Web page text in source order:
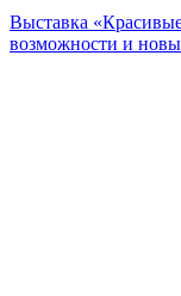
Выставка
возможности и